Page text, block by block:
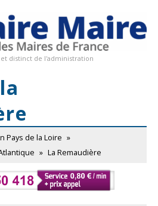
distinct de l'administration
Pays de la Loire »
» La Remaudière